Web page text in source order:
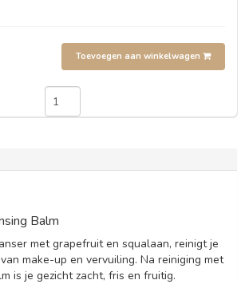
Toevoegen aan winkelwagen
Balm
met grapefruit en squalaan, reinigt je
make-up en vervuiling. Na reiniging met
is je gezicht zacht, fris en fruitig.